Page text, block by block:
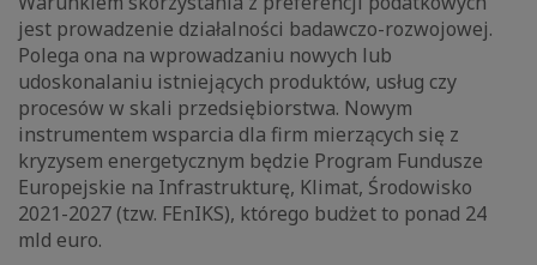
jest prowadzenie działalności badawczo-rozwojowej.
Polega ona na wprowadzaniu nowych lub
udoskonalaniu istniejących produktów, usług czy
procesów w skali przedsiębiorstwa. Nowym
instrumentem wsparcia dla firm mierzących się z
kryzysem energetycznym będzie Program Fundusze
Europejskie na Infrastrukturę, Klimat, Środowisko
2021-2027 (tzw. FEnIKS), którego budżet to ponad 24
mld euro.